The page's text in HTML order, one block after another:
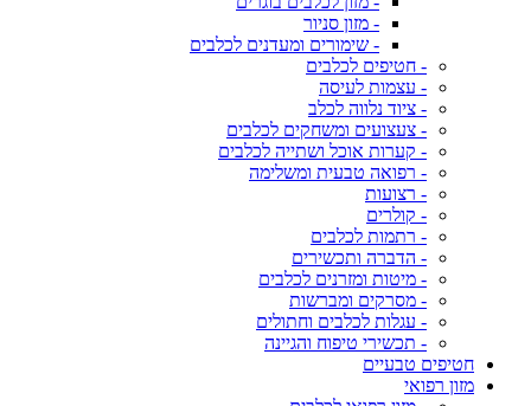
- מזון סניור
- שימורים ומעדנים לכלבים
- חטיפים לכלבים
- עצמות לעיסה
- ציוד נלווה לכלב
- צעצועים ומשחקים לכלבים
- קערות אוכל ושתייה לכלבים
- רפואה טבעית ומשלימה
- רצועות
- קולרים
- רתמות לכלבים
- הדברה ותכשירים
- מיטות ומזרנים לכלבים
- מסרקים ומברשות
- עגלות לכלבים וחתולים
- תכשירי טיפוח והגיינה
חטיפים טבעיים
מזון רפואי